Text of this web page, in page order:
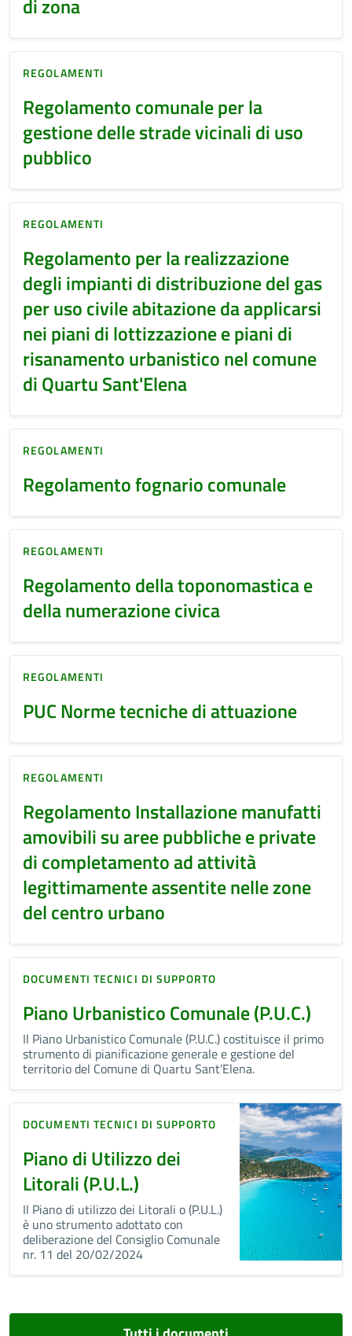
di zona
REGOLAMENTI
Regolamento comunale per la
gestione delle strade vicinali di uso
pubblico
REGOLAMENTI
Regolamento per la realizzazione
degli impianti di distribuzione del gas
per uso civile abitazione da applicarsi
nei piani di lottizzazione e piani di
risanamento urbanistico nel comune
di Quartu Sant'Elena
REGOLAMENTI
Regolamento fognario comunale
REGOLAMENTI
Regolamento della toponomastica e
della numerazione civica
REGOLAMENTI
PUC Norme tecniche di attuazione
REGOLAMENTI
Regolamento Installazione manufatti
amovibili su aree pubbliche e private
di completamento ad attività
legittimamente assentite nelle zone
del centro urbano
DOCUMENTI TECNICI DI SUPPORTO
Piano Urbanistico Comunale (P.U.C.)
Il Piano Urbanistico Comunale (P.U.C.) costituisce il primo
strumento di pianificazione generale e gestione del
territorio del Comune di Quartu Sant’Elena.
DOCUMENTI TECNICI DI SUPPORTO
Piano di Utilizzo dei
Litorali (P.U.L.)
Il Piano di utilizzo dei Litorali o (P.U.L.)
è uno strumento adottato con
deliberazione del Consiglio Comunale
nr. 11 del 20/02/2024